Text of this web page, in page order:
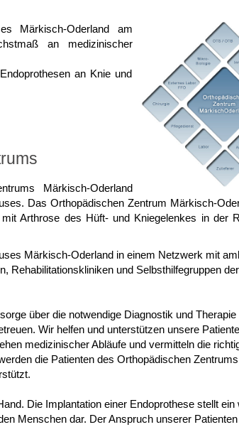
Märkisch-Oderland am
an medizinischer
an Knie und
Märkisch-Oderland
Das Orthopädischen Zentrum Märkisch-
Arthrose des Hüft- und Kniegelenkes in der
Märkisch-Oderland in einem Netzwerk mit
Rehabilitationskliniken und Selbsthilfegruppen
über die notwendige Diagnostik und
Wir helfen und unterstützen unsere
medizinischer Abläufe und vermitteln die
die Patienten des Orthopädischen
Die Implantation einer Endoprothese stellt ein
Menschen dar. Der Anspruch unserer